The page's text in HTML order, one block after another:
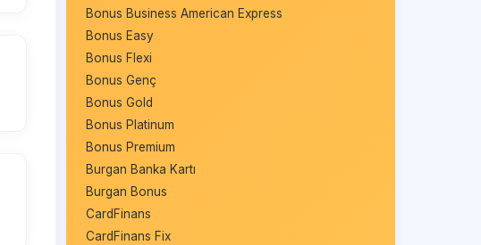
Bonus Business American Express
Bonus Easy
Bonus Flexi
Bonus Genç
Bonus Gold
Bonus Platinum
Bonus Premium
Burgan Banka Kartı
Burgan Bonus
CardFinans
CardFinans Fix